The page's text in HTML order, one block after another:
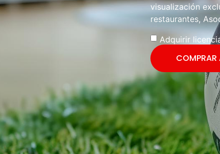
visualización
restaurantes,
Adquirir
COMPRAR